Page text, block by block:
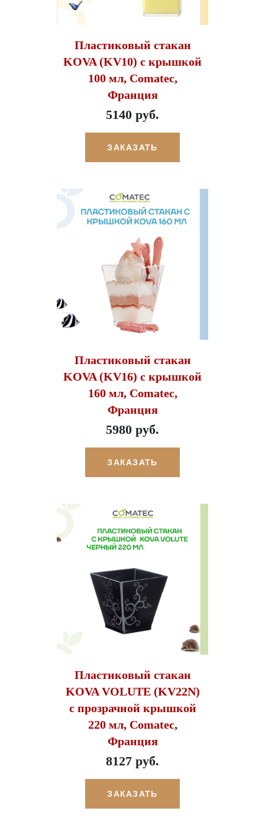
Пластиковый стакан
KOVA (KV10) c крышкой
100 мл, Comatec,
Франция
5140 руб.
ЗАКАЗАТЬ
Пластиковый стакан
KOVA (KV16) с крышкой
160 мл, Comatec,
Франция
5980 руб.
ЗАКАЗАТЬ
Пластиковый стакан
KOVA VOLUTE (KV22N)
с прозрачной крышкой
220 мл, Comatec,
Франция
8127 руб.
ЗАКАЗАТЬ